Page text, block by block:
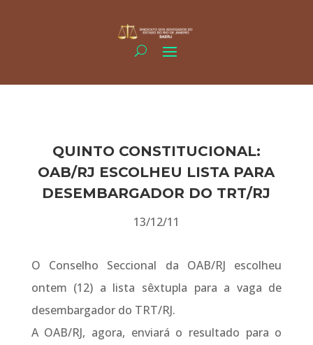
QUINTO CONSTITUCIONAL:
OAB/RJ ESCOLHEU LISTA PARA
DESEMBARGADOR DO TRT/RJ
13/12/11
O Conselho Seccional da OAB/RJ escolheu
ontem (12) a lista sêxtupla para a vaga de
desembargador do TRT/RJ.
A OAB/RJ, agora, enviará o resultado para o